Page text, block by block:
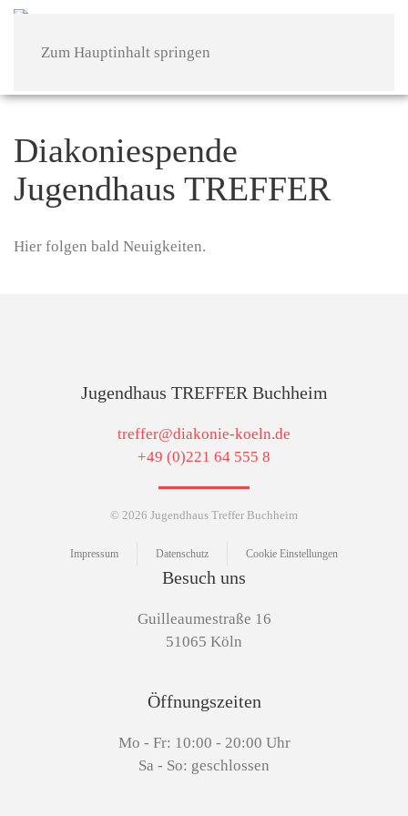
Zum Hauptinhalt springen
Diakoniespende
Jugendhaus TREFFER
Hier folgen bald Neuigkeiten.
Besuch uns
Guilleaumestraße 16
51065 Köln
Öffnungszeiten
Mo - Fr: 10:00 - 20:00 Uhr
Sa - So: geschlossen
Jugendhaus TREFFER Buchheim
treffer@diakonie-koeln.de
+49 (0)221 64 555 8
© 2026 Jugendhaus Treffer Buchheim
Impressum Datenschutz Cookie Einstellungen